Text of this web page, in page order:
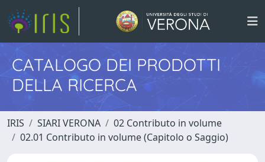
CATALOGO DEI PRODOTTI
DELLA RICERCA
IRIS SIARI VERONA
02 Contributo in volume
02.01 Contributo in volume (Capitolo o Saggio)